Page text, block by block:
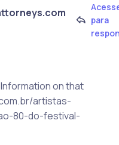
para
on that
artistas-
80-do-festival-